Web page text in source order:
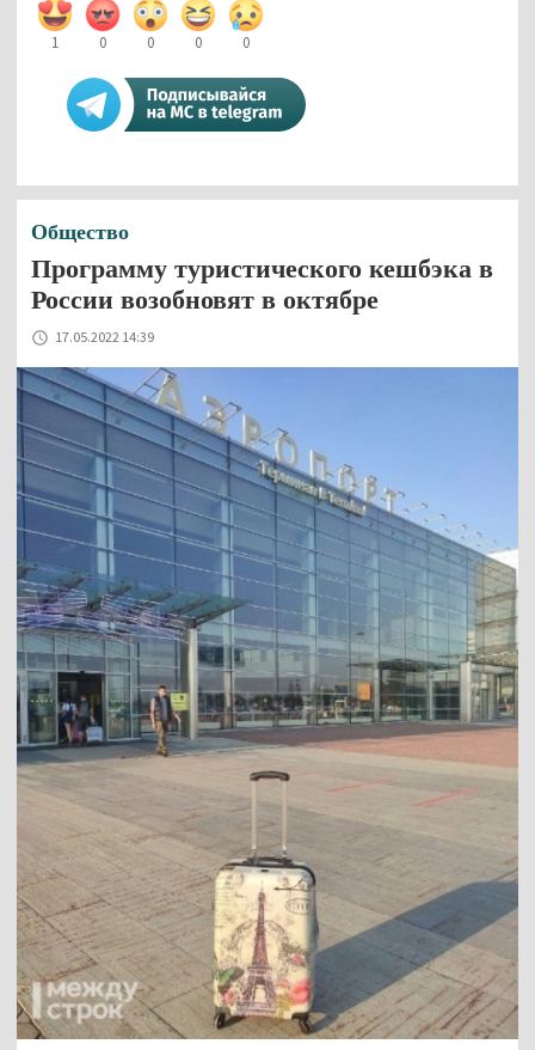
1 0 0 0 0
Общество
Программу туристического кешбэка в
России возобновят в октябре
17.05.2022 14:39